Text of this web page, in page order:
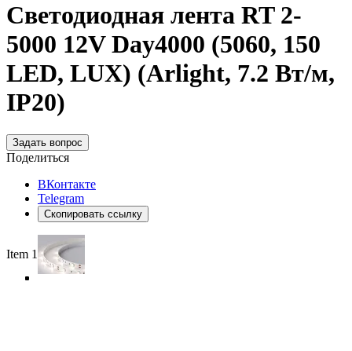
Светодиодная лента RT 2-
5000 12V Day4000 (5060, 150
LED, LUX) (Arlight, 7.2 Вт/м,
IP20)
Задать вопрос
Поделиться
ВКонтакте
Telegram
Скопировать ссылку
Item 1 of 5